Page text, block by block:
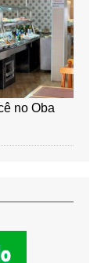
no Oba